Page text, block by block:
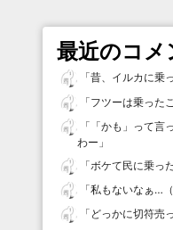
最近のコメ
「昔、イルカに乗
「フツーは乗った
「 「かも」って
わー 」
「ボケて民に乗っ
「私もないなぁ…（
「 どっかに切符売